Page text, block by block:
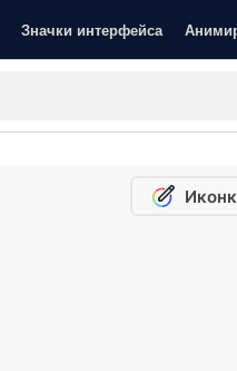
Значки интерфейса